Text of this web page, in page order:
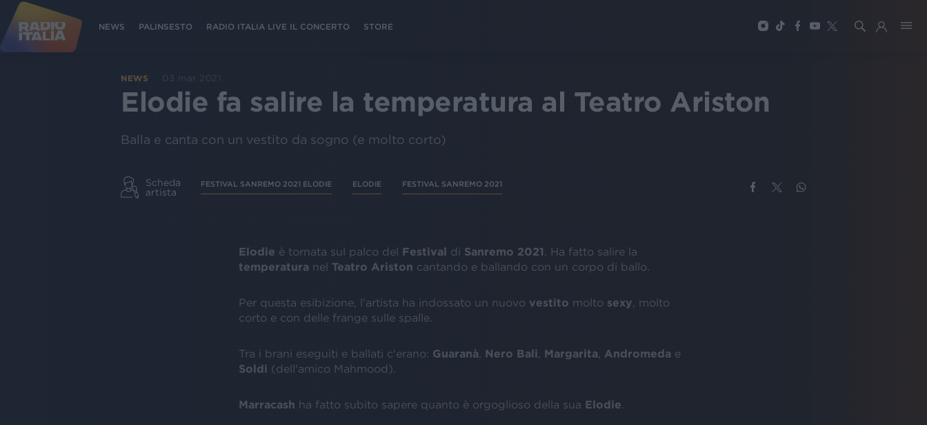
NEWS PALINSESTO RADIO ITALIA LIVE IL CONCERTO STORE
NEWS 03 mar 2021
Elodie fa salire la temperatura al Teatro Ariston
Balla e canta con un vestito da sogno (e molto corto)
Scheda
artista
FESTIVAL SANREMO 2021 ELODIE ELODIE FESTIVAL SANREMO 2021
Elodie è tornata sul palco del Festival di Sanremo 2021 . Ha fatto salire la
temperatura nel Teatro Ariston cantando e ballando con un corpo di ballo.
Per questa esibizione, l’artista ha indossato un nuovo vestito molto sexy , molto
corto e con delle frange sulle spalle.
Tra i brani eseguiti e ballati c'erano: Guaranà Nero Bali Margarita Andromeda e
Soldi (dell'amico Mahmood).
Marracash ha fatto subito sapere quanto è orgoglioso della sua Elodie